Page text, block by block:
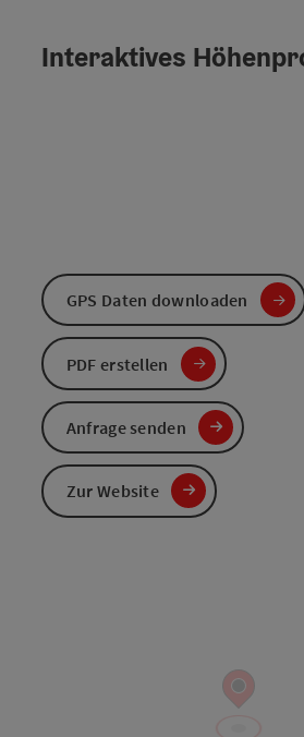
Interaktives
GPS Daten downloaden
PDF erstellen
Anfrage senden
Zur Website